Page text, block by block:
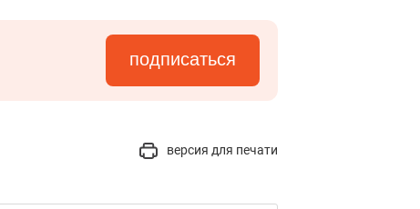
подписаться
версия для печати